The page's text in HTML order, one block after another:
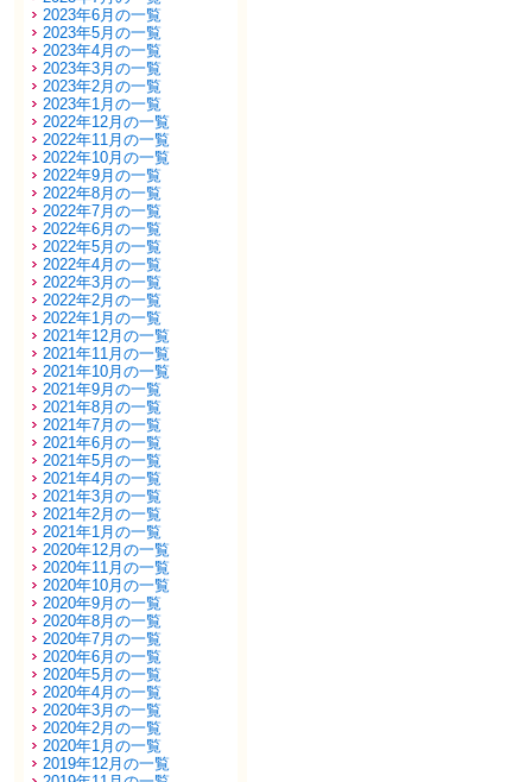
2023年6月の一覧
2023年5月の一覧
2023年4月の一覧
2023年3月の一覧
2023年2月の一覧
2023年1月の一覧
2022年12月の一覧
2022年11月の一覧
2022年10月の一覧
2022年9月の一覧
2022年8月の一覧
2022年7月の一覧
2022年6月の一覧
2022年5月の一覧
2022年4月の一覧
2022年3月の一覧
2022年2月の一覧
2022年1月の一覧
2021年12月の一覧
2021年11月の一覧
2021年10月の一覧
2021年9月の一覧
2021年8月の一覧
2021年7月の一覧
2021年6月の一覧
2021年5月の一覧
2021年4月の一覧
2021年3月の一覧
2021年2月の一覧
2021年1月の一覧
2020年12月の一覧
2020年11月の一覧
2020年10月の一覧
2020年9月の一覧
2020年8月の一覧
2020年7月の一覧
2020年6月の一覧
2020年5月の一覧
2020年4月の一覧
2020年3月の一覧
2020年2月の一覧
2020年1月の一覧
2019年12月の一覧